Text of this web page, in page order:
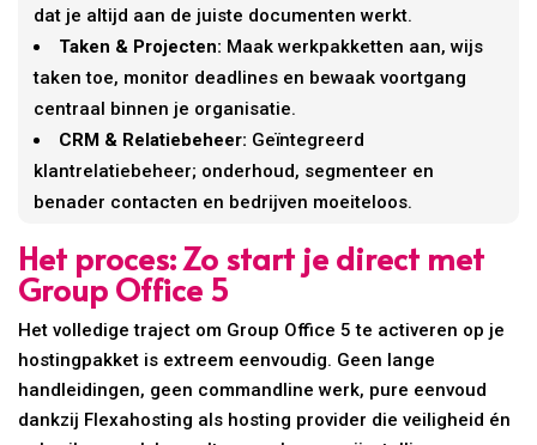
dat je altijd aan de juiste documenten werkt.
Taken & Projecten: Maak werkpakketten aan, wijs
taken toe, monitor deadlines en bewaak voortgang
centraal binnen je organisatie.
CRM & Relatiebeheer: Geïntegreerd
klantrelatiebeheer; onderhoud, segmenteer en
benader contacten en bedrijven moeiteloos.
Het proces: Zo start je direct met
Group Office 5
Het volledige traject om Group Office 5 te activeren op je
hostingpakket is extreem eenvoudig. Geen lange
handleidingen, geen commandline werk, pure eenvoud
dankzij Flexahosting als hosting provider die veiligheid én